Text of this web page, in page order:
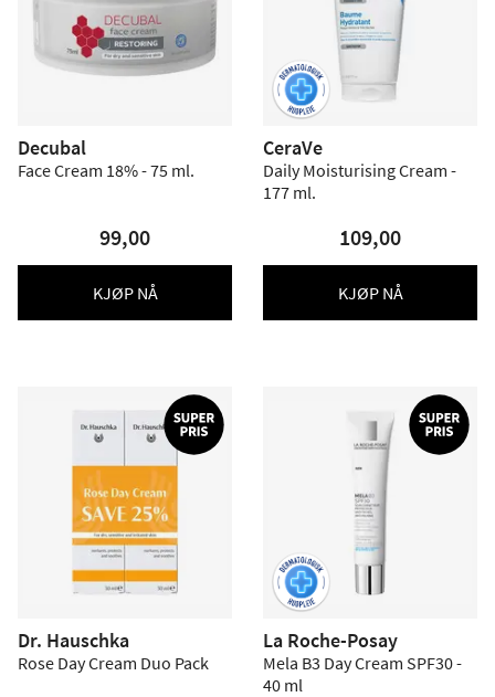
Decubal
Face Cream 18% - 75 ml.
99,00
KJØP NÅ
CeraVe
Daily Moisturising Cream -
177 ml.
109,00
KJØP NÅ
Dr. Hauschka
Rose Day Cream Duo Pack
La Roche-Posay
Mela B3 Day Cream SPF30 -
40 ml